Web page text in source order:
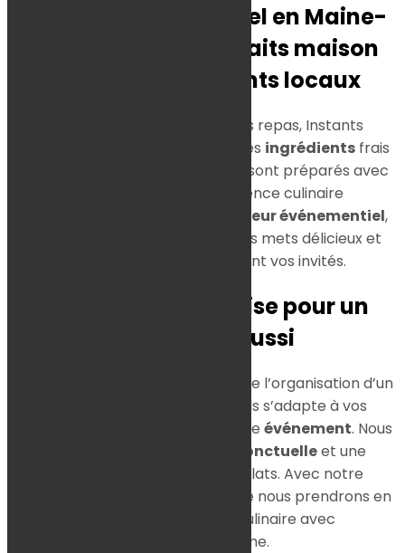
Traiteur événementiel en Maine-
et-Loire : des plats faits maison
avec des ingrédients locaux
Pour garantir la qualité de nos repas, Instants
Gourmands utilise uniquement des ingrédientsfrais
et locaux. Nos plats faits maison sont préparés avec
soin pour offrir une expérience culinaire
traiteur événementiel,
nous nous engageons à offrir des mets délicieux et
raffinés qui impressionneront vos invités.
Flexibilité et expertise pour un
séminaire réussi
est essentielle lors de l’organisation d’un
séminaire. Instants Gourmands s’adapte à vos
et à la logistique de votre événement. Nous
livraison ponctuelleet une
des plats. Avec notre
expertise, nous vous assurons que nous prendrons en
charge chaque aspect culinaire avec
professionnalisme.